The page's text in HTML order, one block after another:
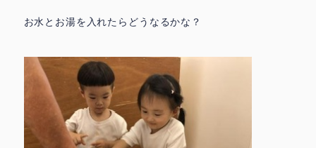
お水とお湯を入れたらどうなるかな？